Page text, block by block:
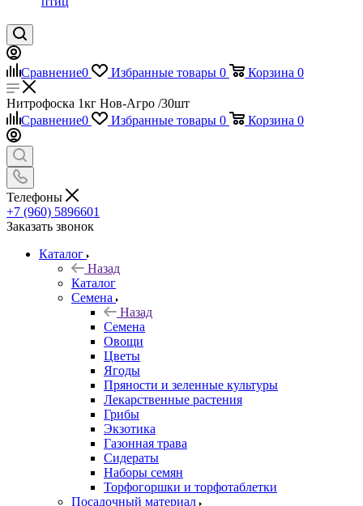
Сравнение0 Избранные товары 0 Корзина 0
Нитрофоска 1кг Нов-Агро /30шт
Сравнение0 Избранные товары 0 Корзина 0
Телефоны
+7 (960) 5896601
Заказать звонок
Каталог
Назад
Каталог
Семена
Назад
Семена
Овощи
Цветы
Ягоды
Пряности и зеленные культуры
Лекарственные растения
Грибы
Экзотика
Газонная трава
Сидераты
Наборы семян
Торфогоршки и торфотаблетки
Посадочный материал